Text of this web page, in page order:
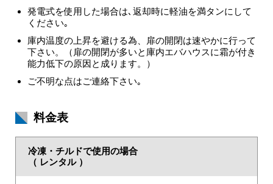
発電式を使用した場合は､返却時に軽油を満タンにして
ください｡
庫内温度の上昇を避ける為、扉の開閉は速やかに行って
下さい。（扉の開閉が多いと庫内エバハウスに霜が付き
能力低下の原因と成ります。）
ご不明な点はご連絡下さい｡
料金表
冷凍・チルドで使用の場合
（ レンタル ）